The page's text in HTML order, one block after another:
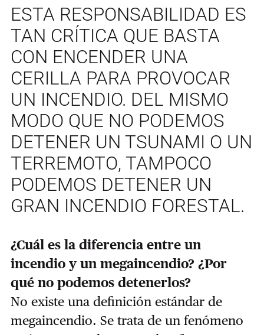
ESTA RESPONSABILIDAD ES
TAN CRÍTICA QUE BASTA
CON ENCENDER UNA
CERILLA PARA PROVOCAR
UN INCENDIO. DEL MISMO
MODO QUE NO PODEMOS
DETENER UN TSUNAMI O UN
TERREMOTO, TAMPOCO
PODEMOS DETENER UN
GRAN INCENDIO FORESTAL.
¿Cuál es la diferencia entre un
incendio y un megaincendio? ¿Por
qué no podemos detenerlos?
No existe una definición estándar de
megaincendio. Se trata de un fenómeno